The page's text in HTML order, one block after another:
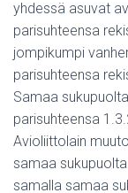
yhdessä asuvat
parisuhteensa
jompikumpi
parisuhteensa
Samaa
parisuhteensa
Avioliittolain
samaa
samalla samaa